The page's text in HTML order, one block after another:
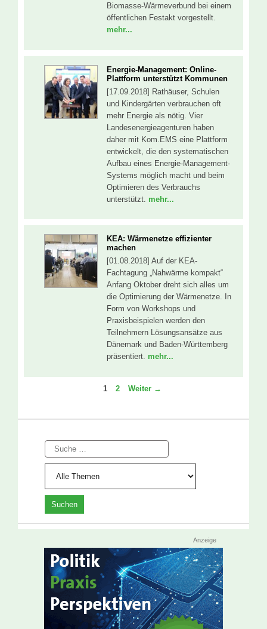
Biomasse-Wärmeverbund bei einem
öffentlichen Festakt vorgestellt.
mehr...
Energie-Management: Online-
Plattform unterstützt Kommunen
[17.09.2018] Rathäuser, Schulen
und Kindergärten verbrauchen oft
mehr Energie als nötig. Vier
Landesenergieagenturen haben
daher mit Kom.EMS eine Plattform
entwickelt, die den systematischen
Aufbau eines Energie-Management-
Systems möglich macht und beim
Optimieren des Verbrauchs
unterstützt. mehr...
KEA: Wärmenetze effizienter
machen
[01.08.2018] Auf der KEA-
Fachtagung „Nahwärme kompakt“
Anfang Oktober dreht sich alles um
die Optimierung der Wärmenetze. In
Form von Workshops und
Praxisbeispielen werden den
Teilnehmern Lösungsansätze aus
Dänemark und Baden-Württemberg
präsentiert. mehr...
Seite
1 Seite
2 Weiter →
Suche
Anzeige